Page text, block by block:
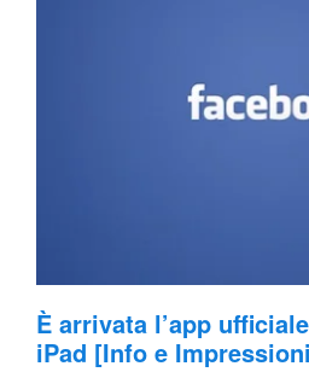
È arrivata l’app
iPad [Info e